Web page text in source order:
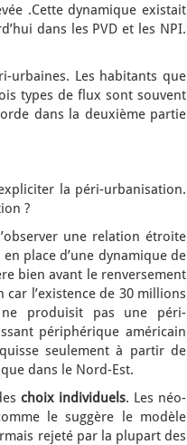
.Cette dynamique existait
dans les PVD et les NPI.
urbaines. Les habitants que
types de flux sont souvent
dans la deuxième partie
la péri-urbanisation.
?
une relation étroite
place d’une dynamique de
bien avant le renversement
l’existence de 30 millions
ne produisit pas une péri-
périphérique américain
seulement à partir de
dans le Nord-Est.
choix individuels. Les néo-
le suggère le modèle
rejeté par la plupart des